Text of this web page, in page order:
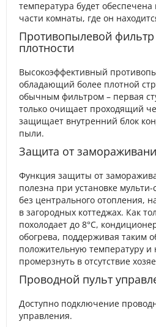
температура будет
части комнаты, где он
Противопылевой
плотности
Высокоэффективный
обладающий более плотной
обычным фильтром – первая
только очищает проходящий
защищает внутренний блок
пыли.
Защита от
Функция защиты от
полезна при установке
без центрального отопления,
в загородных коттеджах. Как
похолодает до 8°С,
обогрева, поддерживая таким
положительную температуру и
промерзнуть в отсутствие
Проводной пульт
Доступно подключение
управления.